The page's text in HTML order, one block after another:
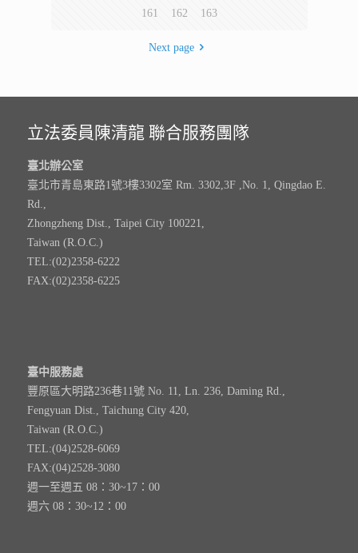
161 162 163
Next page
立法委員陳清龍 聯合服務團隊
臺北辦公室
臺北市青島東路1號3樓3302室 Rm. 3302,3F ,No. 1, Qingdao E.
Rd.,
Zhongzheng Dist., Taipei City 100221,
Taiwan (R.O.C.)
TEL:(02)2358-6222
FAX:(02)2358-6225
臺中服務處
豐原區大明路236巷11號 No. 11, Ln. 236, Daming Rd.,
Fengyuan Dist., Taichung City 420,
Taiwan (R.O.C.)
TEL:(04)2528-6069
FAX:(04)2528-3080
週一至週五 08：30~17：00
週六 08：30~12：00